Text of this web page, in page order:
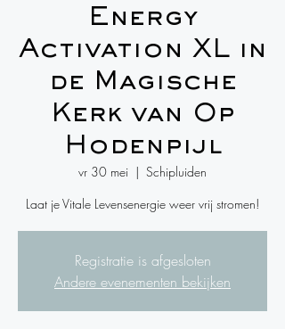
Energy
Activation XL in
de Magische
Kerk van Op
Hodenpijl
vr 30 mei
  |
Schipluiden
Laat je Vitale Levensenergie weer vrij stromen!
Registratie is afgesloten
Andere evenementen bekijken